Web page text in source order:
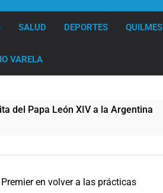
SALUD DEPORTES QUILMES
VARELA
León XIV a la Argentina
en volver a las prácticas